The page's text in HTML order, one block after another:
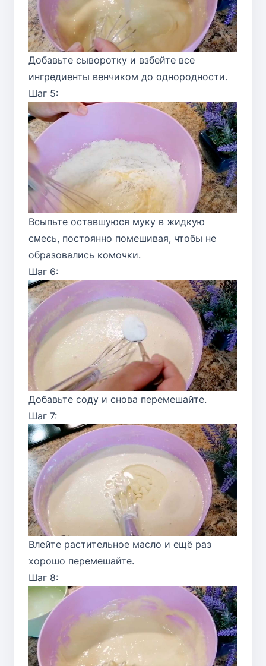
Добавьте сыворотку и взбейте все
ингредиенты венчиком до однородности.
Шаг 5:
Всыпьте оставшуюся муку в жидкую
смесь, постоянно помешивая, чтобы не
образовались комочки.
Шаг 6:
Добавьте соду и снова перемешайте.
Шаг 7:
Влейте растительное масло и ещё раз
хорошо перемешайте.
Шаг 8: